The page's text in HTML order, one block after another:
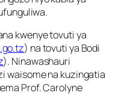
kwenye tovuti ya
) na tovuti ya Bodi
). Ninawashauri
waisome na kuzingatia
Prof. Carolyne